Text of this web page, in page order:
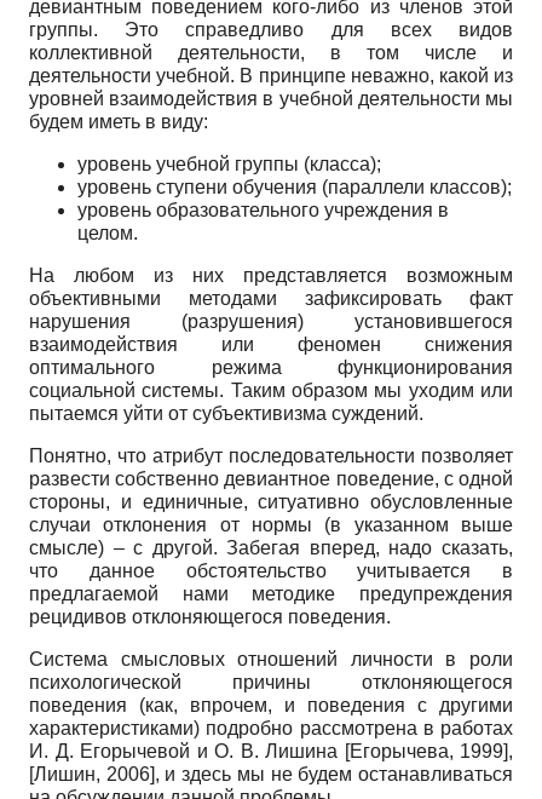
девиантным поведением кого-либо из членов этой
группы. Это справедливо для всех видов
коллективной деятельности, в том числе и
деятельности учебной. В принципе неважно, какой из
уровней взаимодействия в учебной деятельности мы
будем иметь в виду:
уровень учебной группы (класса);
уровень ступени обучения (параллели классов);
уровень образовательного учреждения в
целом.
На любом из них представляется возможным
объективными методами зафиксировать факт
нарушения (разрушения) установившегося
взаимодействия или феномен снижения
оптимального режима функционирования
социальной системы. Таким образом мы уходим или
пытаемся уйти от субъективизма суждений.
Понятно, что атрибут последовательности позволяет
развести собственно девиантное поведение, с одной
стороны, и единичные, ситуативно обусловленные
случаи отклонения от нормы (в указанном выше
смысле) – с другой. Забегая вперед, надо сказать,
что данное обстоятельство учитывается в
предлагаемой нами методике предупреждения
рецидивов отклоняющегося поведения.
Система смысловых отношений личности в роли
психологической причины отклоняющегося
поведения (как, впрочем, и поведения с другими
характеристиками) подробно рассмотрена в работах
И. Д. Егорычевой и О. В. Лишина [Егорычева, 1999],
[Лишин, 2006], и здесь мы не будем останавливаться